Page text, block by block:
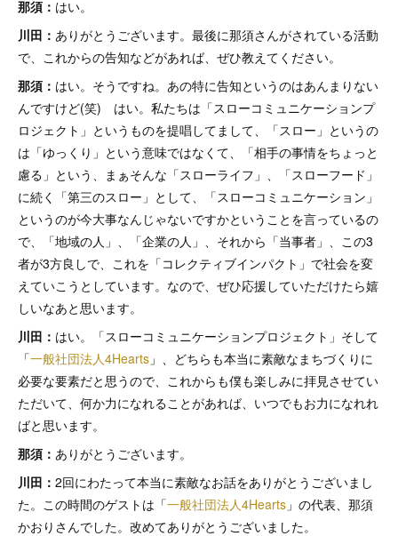
那須： はい。
川田： ありがとうございます。最後に那須さんがされている活動
で、これからの告知などがあれば、ぜひ教えてください。
那須： はい。そうですね。あの特に告知というのはあんまりない
んですけど(笑) はい。私たちは「スローコミュニケーションプ
ロジェクト」というものを提唱してまして、「スロー」というの
は「ゆっくり」という意味ではなくて、「相手の事情をちょっと
慮る」という、まぁそんな「スローライフ」、「スローフード」
に続く「第三のスロー」として、「スローコミュニケーション」
というのが今大事なんじゃないですかということを言っているの
で、「地域の人」、「企業の人」、それから「当事者」、この3
者が3方良しで、これを「コレクティブインパクト」で社会を変
えていこうとしています。なので、ぜひ応援していただけたら嬉
しいなあと思います。
川田： はい。「スローコミュニケーションプロジェクト」そして
「一般社団法人4Hearts 」、どちらも本当に素敵なまちづくりに
必要な要素だと思うので、これからも僕も楽しみに拝見させてい
ただいて、何か力になれることがあれば、いつでもお力になれれ
ばと思います。
那須： ありがとうございます。
川田： 2回にわたって本当に素敵なお話をありがとうございまし
た。この時間のゲストは「一般社団法人4Hearts 」の代表、那須
かおりさんでした。改めてありがとうございました。